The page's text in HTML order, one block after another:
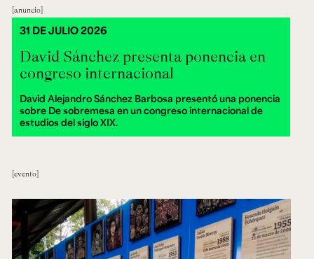
anuncio
David Sánchez presenta ponencia en
congreso internacional
David Alejandro Sánchez Barbosa presentó una ponencia
sobre De sobremesa en un congreso internacional de
estudios del siglo XIX.
31 DE JULIO 2026
evento